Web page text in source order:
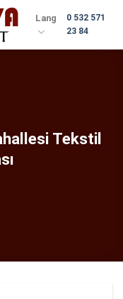
Lang
0 532 571
23 84
Tekstil